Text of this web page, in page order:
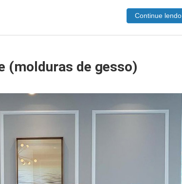
Continue lendo
(molduras de gesso)